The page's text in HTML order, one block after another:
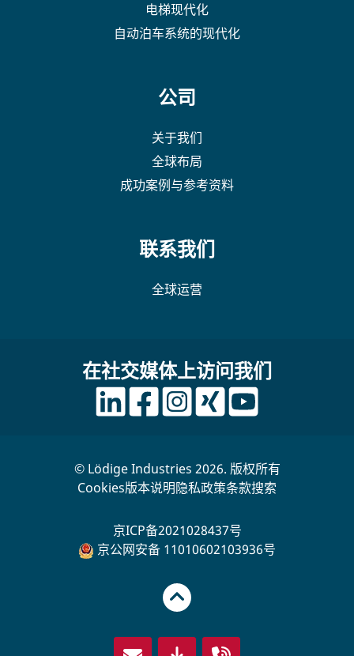
电梯现代化
自动泊车系统的现代化
公司
关于我们
全球布局
成功案例与参考资料
联系我们
全球运营
在社交媒体上访问我们
© Lödige Industries 2026. 版权所有
Cookies版本说明隐私政策条款搜索
京ICP备2021028437号
京公网安备 11010602103936号